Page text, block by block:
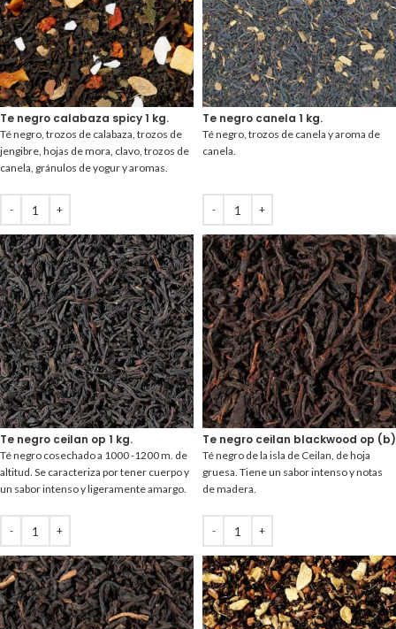
Te negro calabaza spicy 1 kg.
Té negro, trozos de calabaza, trozos de
jengibre, hojas de mora, clavo, trozos de
canela, gránulos de yogur y aromas.
Te negro canela 1 kg.
Té negro, trozos de canela y aroma de
canela.
Te negro ceilan op 1 kg.
Té negro cosechado a 1000 -1200 m. de
altitud. Se caracteriza por tener cuerpo y
un sabor intenso y ligeramente amargo.
Te negro ceilan blackwood op (b)
Té negro de la isla de Ceilan, de hoja
gruesa. Tiene un sabor intenso y notas
de madera.